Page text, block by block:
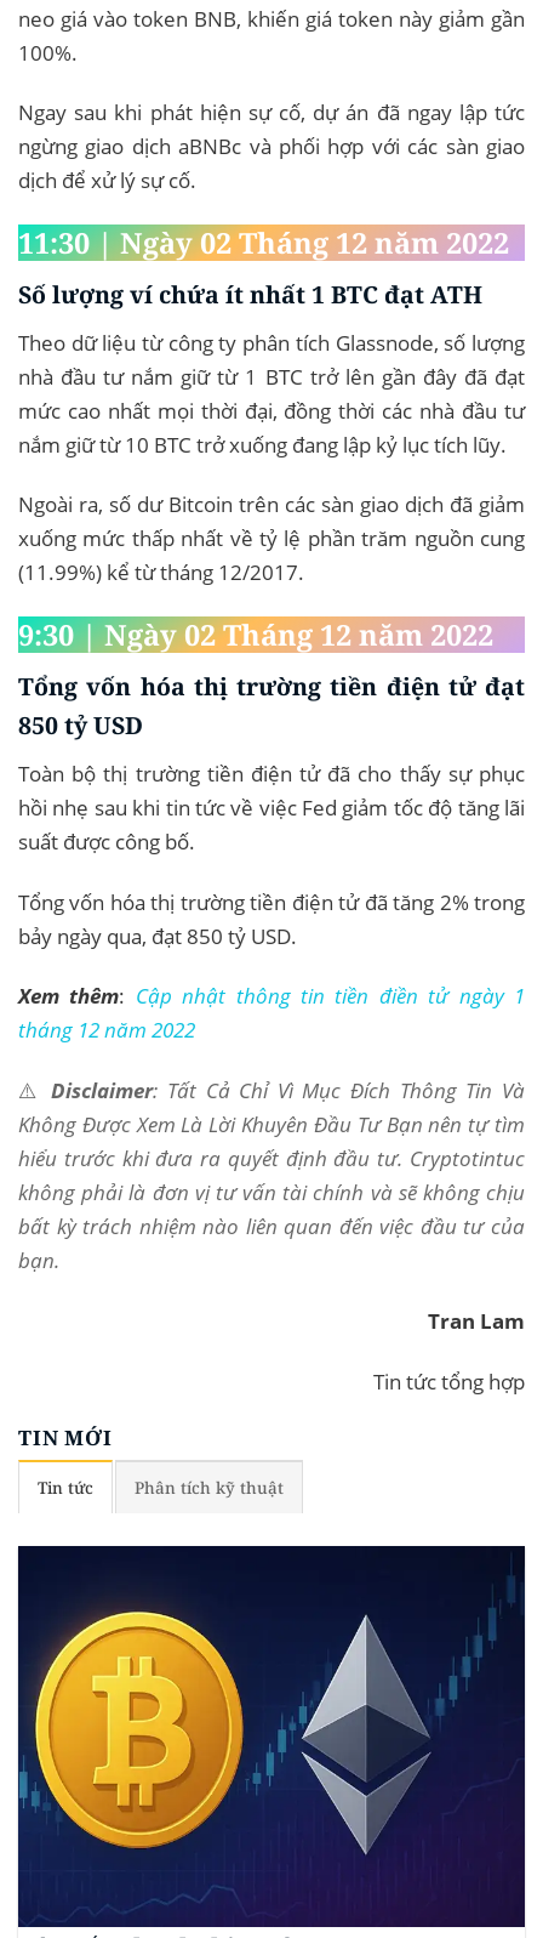
neo giá vào token BNB, khiến giá token này giảm gần
100%.
Ngay sau khi phát hiện sự cố, dự án đã ngay lập tức
ngừng giao dịch aBNBc và phối hợp với các sàn giao
dịch để xử lý sự cố.
11:30 | Ngày 02 Tháng 12 năm 2022
Số lượng ví chứa ít nhất 1 BTC đạt ATH
Theo dữ liệu từ công ty phân tích Glassnode, số lượng
nhà đầu tư nắm giữ từ 1 BTC trở lên gần đây đã đạt
mức cao nhất mọi thời đại, đồng thời các nhà đầu tư
nắm giữ từ 10 BTC trở xuống đang lập kỷ lục tích lũy.
Ngoài ra, số dư Bitcoin trên các sàn giao dịch đã giảm
xuống mức thấp nhất về tỷ lệ phần trăm nguồn cung
(11.99%) kể từ tháng 12/2017.
9:30 | Ngày 02 Tháng 12 năm 2022
Tổng vốn hóa thị trường tiền điện tử đạt
850 tỷ USD
Toàn bộ thị trường tiền điện tử đã cho thấy sự phục
hồi nhẹ sau khi tin tức về việc Fed giảm tốc độ tăng lãi
suất được công bố.
Tổng vốn hóa thị trường tiền điện tử đã tăng 2% trong
bảy ngày qua, đạt 850 tỷ USD.
Xem thêm: Cập nhật thông tin tiền điền tử ngày 1
tháng 12 năm 2022
⚠️Disclaimer: Tất Cả Chỉ Vì Mục Đích Thông Tin Và
Không Được Xem Là Lời Khuyên Đầu Tư Bạn nên tự tìm
hiểu trước khi đưa ra quyết định đầu tư. Cryptotintuc
không phải là đơn vị tư vấn tài chính và sẽ không chịu
bất kỳ trách nhiệm nào liên quan đến việc đầu tư của
bạn.
Tran Lam
Tin tức tổng hợp
TIN MỚI
Tin tức Phân tích kỹ thuật